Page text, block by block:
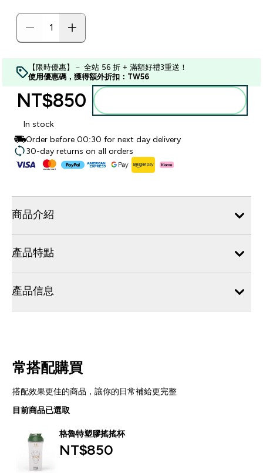
【限時優惠】－ 全站 56 折 + 滿額好禮3重送！
使用優惠碼，獲得額外折扣：TW56
NT$850‎
In stock
Order before 00:30 for next day delivery
30-day returns on all orders
商品介紹
產品特點
產品信息
常搭配購買
搭配效果更佳的商品，讓你的日常補給更完整
目前商品已選取
格魯特塑膠搖搖杯
NT$850‎